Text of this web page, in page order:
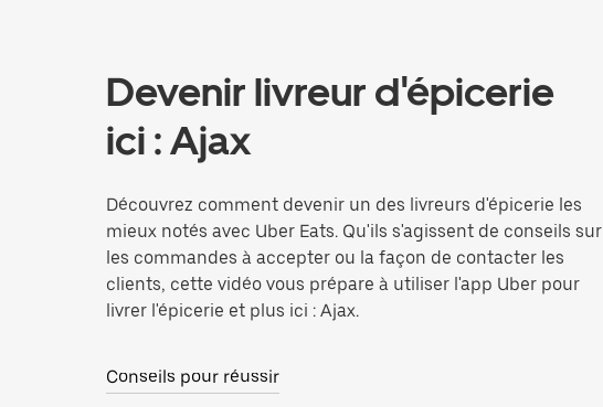
Devenir livreur d'épicerie
ici : Ajax
Découvrez comment devenir un des livreurs d'épicerie les
mieux notés avec Uber Eats. Qu'ils s'agissent de conseils sur
les commandes à accepter ou la façon de contacter les
clients, cette vidéo vous prépare à utiliser l'app Uber pour
livrer l'épicerie et plus ici : Ajax.
Conseils pour réussir